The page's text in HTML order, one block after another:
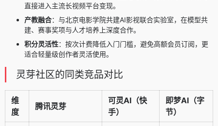
直接进入主流长视频平台变现。
产教融合：与北京电影学院共建AI影视联合实验室，在模型共
建、赛事奖项与人才培养上深度合作。
积分灵活性：按次计费降低入门门槛，避免高额会员订阅，更
适合轻量级创作者灵活使用。
灵芽社区的同类竞品对比
维
度
腾讯灵芽
可灵AI （快
手）
即梦AI （字
节）